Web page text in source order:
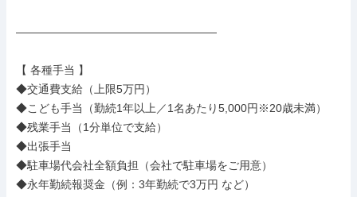
――――――――――――――――――
【 各種手当 】
◆交通費支給（上限5万円）
◆こども手当（勤続1年以上／1名あたり5,000円※20歳未満）
◆残業手当（1分単位で支給）
◆出張手当
◆駐車場代会社全額負担（会社で駐車場をご用意）
◆永年勤続報奨金（例：3年勤続で3万円 など）